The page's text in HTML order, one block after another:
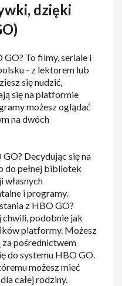
dzięki
To filmy, seriale i
- z lektorem lub
się nudzić,
się na platformie
możesz oglądać
na dwóch
Decydując się na
do pełnej bibliotek
własnych
i programy.
z HBO GO?
podobnie jak
platformy. Możesz
pośrednictwem
do systemu HBO GO.
możesz mieć
całej rodziny.